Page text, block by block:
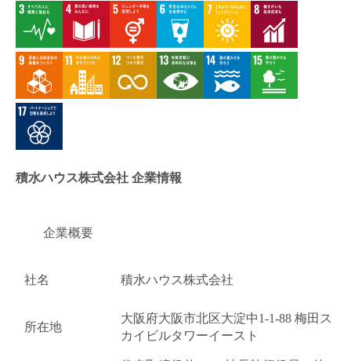
積水ハウス株式会社 企業情報
企業概要
社名 積水ハウス株式会社
所在地
大阪府大阪市北区大淀中1-1-88 梅田ス
カイビルタワーイースト